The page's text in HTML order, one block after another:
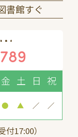
書館すぐ
金 土 日 祝
● ▲ ／ ／
17:00）